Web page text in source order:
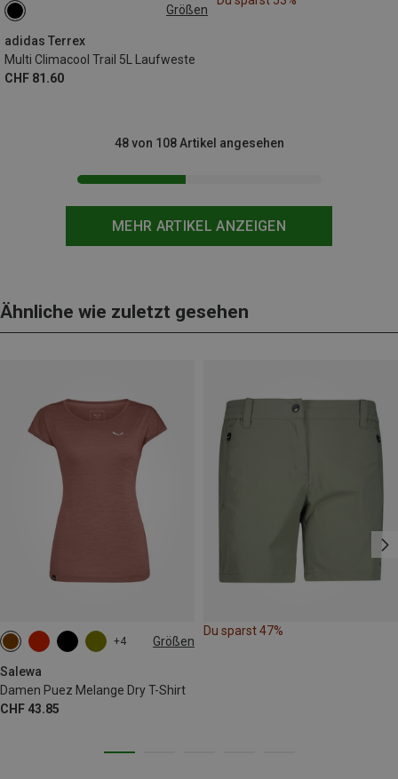
Größen
adidas Terrex
Multi Climacool Trail 5L Laufweste
CHF 81.60
5L | S
MEHR ARTIKEL ANZEIGEN
48 von 108 Artikel angesehen
Ähnliche wie zuletzt gesehen
+4 Größen
Salewa
Damen Puez Melange Dry T-Shirt
CHF 43.85
XS S M
XXL
Du sparst 47%